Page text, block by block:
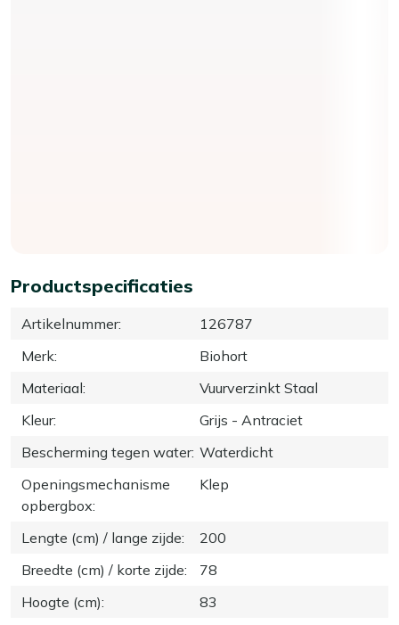
Productspecificaties
Artikelnummer:
126787
Merk:
Biohort
Materiaal:
Vuurverzinkt Staal
Kleur:
Grijs - Antraciet
Bescherming tegen water: Waterdicht
Openingsmechanisme
opbergbox:
Klep
Lengte (cm) / lange zijde:
200
Breedte (cm) / korte zijde:
78
Hoogte (cm): 83